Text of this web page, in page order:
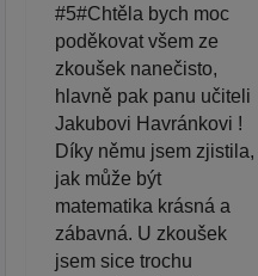
#5#Chtěla bych moc
poděkovat všem ze
zkoušek nanečisto,
hlavně pak panu učiteli
Jakubovi Havránkovi !
Díky němu jsem zjistila,
jak může být
matematika krásná a
zábavná. U zkoušek
jsem sice trochu